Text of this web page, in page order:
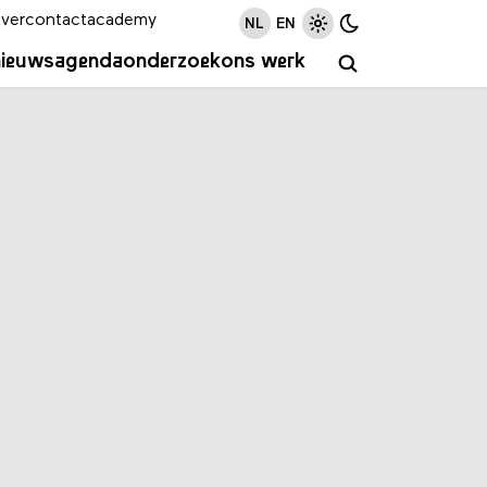
agendaonderzoekons werk
contactacademy NL EN